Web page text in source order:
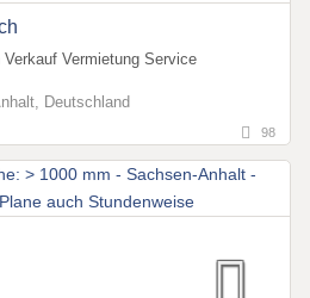
Vermietung Service
Deutschland
98